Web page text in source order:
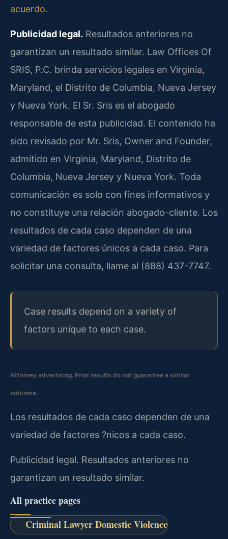
acuerdo.
Publicidad legal. Resultados anteriores no
garantizan un resultado similar. Law Offices Of
SRIS, P.C. brinda servicios legales en Virginia,
Maryland, el Distrito de Columbia, Nueva Jersey
y Nueva York. El Sr. Sris es el abogado
responsable de esta publicidad. El contenido ha
sido revisado por Mr. Sris, Owner and Founder,
admitido en Virginia, Maryland, Distrito de
Columbia, Nueva Jersey y Nueva York. Toda
comunicación es solo con fines informativos y
no constituye una relación abogado-cliente. Los
resultados de cada caso dependen de una
variedad de factores únicos a cada caso. Para
solicitar una consulta, llame al (888) 437-7747.
Case results depend on a variety of
factors unique to each case.
Attorney advertising. Prior results do not guarantee a similar
outcome.
Los resultados de cada caso dependen de una
variedad de factores ?nicos a cada caso.
Publicidad legal. Resultados anteriores no
garantizan un resultado similar.
All practice pages
Criminal Lawyer Domestic Violence